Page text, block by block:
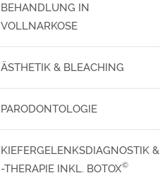
BEHANDLUNG IN
VOLLNARKOSE
ÄSTHETIK & BLEACHING
PARODONTOLOGIE
KIEFERGELENKSDIAGNOSTIK &
-THERAPIE INKL. BOTOX©